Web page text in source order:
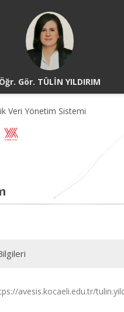
Öğr. Gör. TÜLİN YILDIRIM
Veri Yönetim Sistemi
avesis.kocaeli.edu.tr/